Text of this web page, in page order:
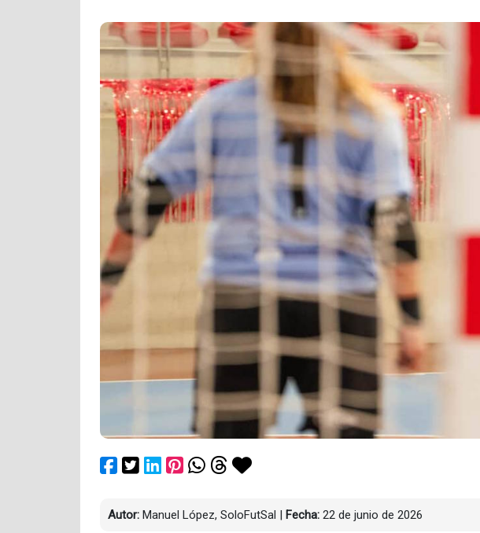
Autor: Manuel López, SoloFutSal Fecha: 22 de junio de 2026